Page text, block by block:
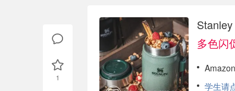
多色闪
学生请
1